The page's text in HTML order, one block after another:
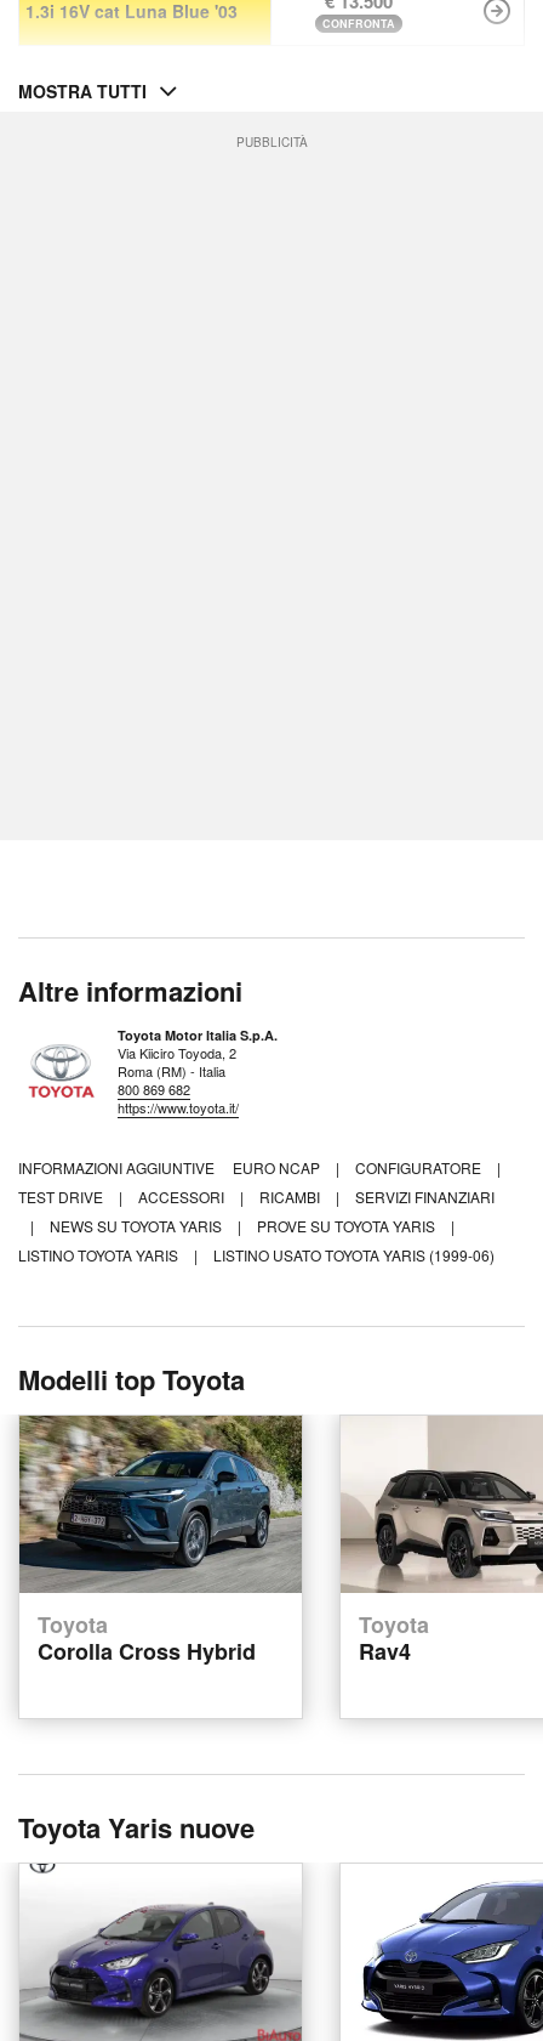
1.3i 16V cat Luna Blue '03
CONFRONTA
MOSTRA TUTTI
PUBBLICITÀ
Altre informazioni
Toyota Motor Italia S.p.A.
Via Kiiciro Toyoda, 2
Roma (RM) - Italia
800 869 682
https://www.toyota.it/
INFORMAZIONI AGGIUNTIVE EURO NCAP | CONFIGURATORE
|
TEST DRIVE
| ACCESSORI | RICAMBI |
SERVIZI FINANZIARI
|
NEWS SU TOYOTA YARIS | PROVE SU TOYOTA YARIS
|
LISTINO TOYOTA YARIS
| LISTINO USATO TOYOTA YARIS (1999-06)
Modelli top Toyota
Toyota
Corolla Cross Hybrid
Toyota
Rav4
Toyota Yaris nuove